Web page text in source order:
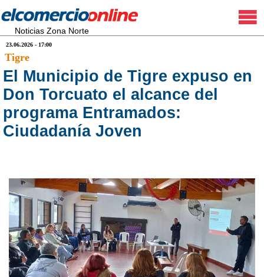
Noticias Zona Norte
23.06.2026 - 17:00
Tigre
El Municipio de Tigre expuso en
Don Torcuato el alcance del
programa Entramados:
Ciudadanía Joven